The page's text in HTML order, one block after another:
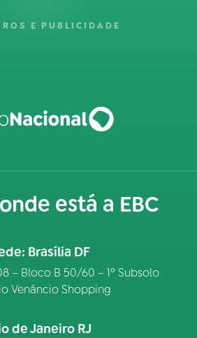
E PUBLICIDADE
está a EBC
Brasília DF
– Bloco B 50/60 – 1º Subsolo
Venâncio Shopping
de Janeiro RJ